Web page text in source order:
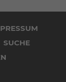
SUCHE